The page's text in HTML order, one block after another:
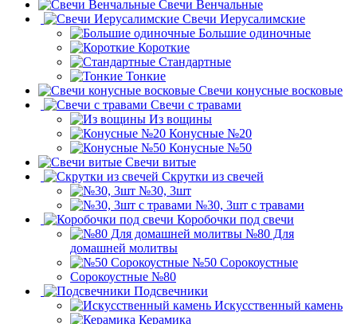
Свечи Венчальные
Свечи Иерусалимские
Большие одиночные
Короткие
Стандартные
Тонкие
Свечи конусные восковые
Свечи с травами
Из вощины
Конусные №20
Конусные №50
Свечи витые
Скрутки из свечей
№30, 3шт
№30, 3шт с травами
Коробочки под свечи
№80 Для
домашней молитвы
№50 Сорокоустные
Сорокоустные №80
Подсвечники
Искусственный камень
Керамика